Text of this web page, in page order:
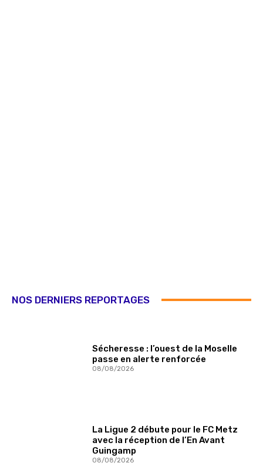
NOS DERNIERS REPORTAGES
Sécheresse : l’ouest de la Moselle
passe en alerte renforcée
08/08/2026
La Ligue 2 débute pour le FC Metz
avec la réception de l’En Avant
Guingamp
08/08/2026